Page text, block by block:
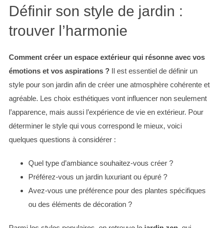
Définir son style de jardin :
trouver l’harmonie
Comment créer un espace extérieur qui résonne avec vos
émotions et vos aspirations ?Il est essentiel de définir un
style pour son jardin afin de créer une atmosphère cohérente et
agréable. Les choix esthétiques vont influencer non seulement
l’apparence, mais aussi l’expérience de vie en extérieur. Pour
déterminer le style qui vous correspond le mieux, voici
quelques questions à considérer :
Quel type d’ambiance souhaitez-vous créer ?
Préférez-vous un jardin luxuriant ou épuré ?
Avez-vous une préférence pour des plantes spécifiques
ou des éléments de décoration ?